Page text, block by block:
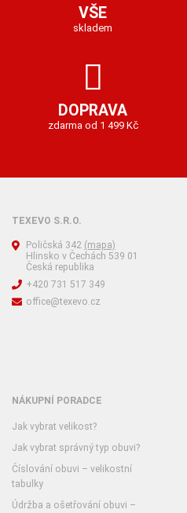
VŠE
skladem
DOPRAVA
zdarma od 1 499 Kč
TEXEVO S.R.O.
Poličská 342 (mapa)
Hlinsko v Čechách 539 01
Česká republika
+420 731 517 349
office@texevo.cz
NÁKUPNÍ PORADCE
Jak vybrat velikost?
Jak vybrat správný typ obuvi?
Číslování obuvi – velikostní
tabulky
Údržba a ošetřování obuvi –